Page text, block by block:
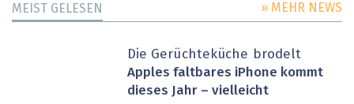
MEIST GELESEN » MEHR NEWS
Die Gerüchteküche brodelt
Apples faltbares iPhone kommt
dieses Jahr – vielleicht